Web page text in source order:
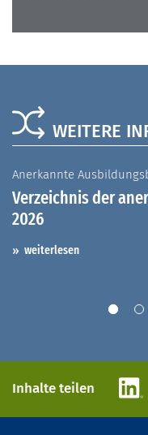
WEITERE
Anerkannte
Verzeichnis der
2026
weiterlesen
Inhalte teilen